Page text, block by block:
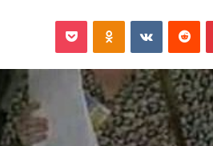
بينتيريست